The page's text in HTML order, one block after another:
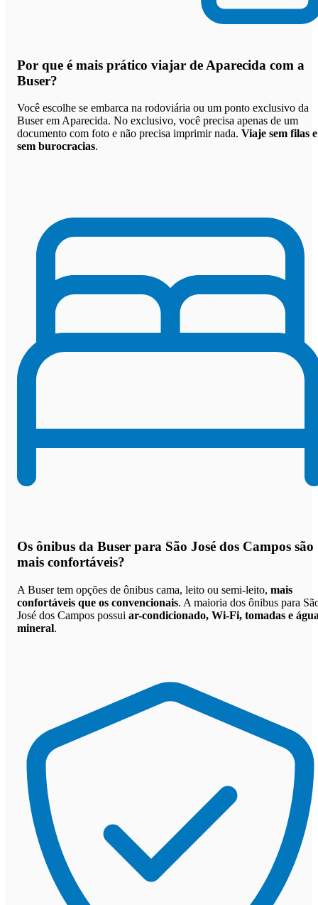
Por que é mais prático viajar de Aparecida com a
Buser?
Você escolhe se embarca na rodoviária ou um ponto exclusivo da
Buser em Aparecida. No exclusivo, você precisa apenas de um
documento com foto e não precisa imprimir nada. Viaje sem filas e
sem burocracias.
Os ônibus da Buser para São José dos Campos são
mais confortáveis?
A Buser tem opções de ônibus cama, leito ou semi-leito, mais
confortáveis que os convencionais. A maioria dos ônibus para
José dos Campos possui ar-condicionado, Wi-Fi, tomadas e
mineral.